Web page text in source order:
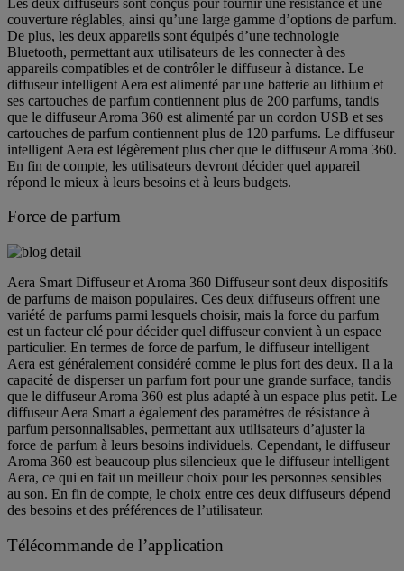
couverture réglables, ainsi qu’une large gamme d’options de parfum.
De plus, les deux appareils sont équipés d’une technologie
Bluetooth, permettant aux utilisateurs de les connecter à des
appareils compatibles et de contrôler le diffuseur à distance. Le
diffuseur intelligent Aera est alimenté par une batterie au lithium et
ses cartouches de parfum contiennent plus de 200 parfums, tandis
que le diffuseur Aroma 360 est alimenté par un cordon USB et ses
cartouches de parfum contiennent plus de 120 parfums. Le diffuseur
intelligent Aera est légèrement plus cher que le diffuseur Aroma 360.
En fin de compte, les utilisateurs devront décider quel appareil
répond le mieux à leurs besoins et à leurs budgets.
Force de parfum
Aera Smart Diffuseur et Aroma 360 Diffuseur sont deux dispositifs
de parfums de maison populaires. Ces deux diffuseurs offrent une
variété de parfums parmi lesquels choisir, mais la force du parfum
est un facteur clé pour décider quel diffuseur convient à un espace
particulier. En termes de force de parfum, le diffuseur intelligent
Aera est généralement considéré comme le plus fort des deux. Il a la
capacité de disperser un parfum fort pour une grande surface, tandis
que le diffuseur Aroma 360 est plus adapté à un espace plus petit. Le
diffuseur Aera Smart a également des paramètres de résistance à
parfum personnalisables, permettant aux utilisateurs d’ajuster la
force de parfum à leurs besoins individuels. Cependant, le diffuseur
Aroma 360 est beaucoup plus silencieux que le diffuseur intelligent
Aera, ce qui en fait un meilleur choix pour les personnes sensibles
au son. En fin de compte, le choix entre ces deux diffuseurs dépend
des besoins et des préférences de l’utilisateur.
Télécommande de l’application